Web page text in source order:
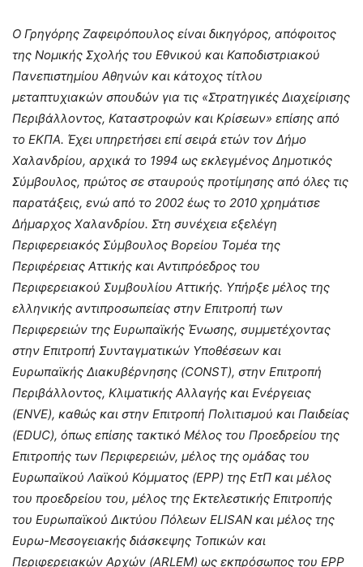
Ο Γρηγόρης Ζαφειρόπουλος είναι δικηγόρος, απόφοιτος
της Νομικής Σχολής του Εθνικού και Καποδιστριακού
Πανεπιστημίου Αθηνών και κάτοχος τίτλου
μεταπτυχιακών σπουδών για τις «Στρατηγικές Διαχείρισης
Περιβάλλοντος, Καταστροφών και Κρίσεων» επίσης από
το ΕΚΠΑ. Έχει υπηρετήσει επί σειρά ετών τον Δήμο
Χαλανδρίου, αρχικά το 1994 ως εκλεγμένος Δημοτικός
Σύμβουλος, πρώτος σε σταυρούς προτίμησης από όλες τις
παρατάξεις, ενώ από το 2002 έως το 2010 χρημάτισε
Δήμαρχος Χαλανδρίου. Στη συνέχεια εξελέγη
Περιφερειακός Σύμβουλος Βορείου Τομέα της
Περιφέρειας Αττικής και Αντιπρόεδρος του
Περιφερειακού Συμβουλίου Αττικής. Υπήρξε μέλος της
ελληνικής αντιπροσωπείας στην Επιτροπή των
Περιφερειών της Ευρωπαϊκής Ένωσης, συμμετέχοντας
στην Επιτροπή Συνταγματικών Υποθέσεων και
Ευρωπαϊκής Διακυβέρνησης (CONST), στην Επιτροπή
Περιβάλλοντος, Κλιματικής Αλλαγής και Ενέργειας
(ENVE), καθώς και στην Επιτροπή Πολιτισμού και Παιδείας
(EDUC), όπως επίσης τακτικό Μέλος του Προεδρείου της
Επιτροπής των Περιφερειών, μέλος της ομάδας του
Ευρωπαϊκού Λαϊκού Κόμματος (EPP) της ΕτΠ και μέλος
του προεδρείου του, μέλος της Εκτελεστικής Επιτροπής
του Ευρωπαϊκού Δικτύου Πόλεων ELISAN και μέλος της
Ευρω-Μεσογειακής διάσκεψης Τοπικών και
Περιφερειακών Αρχών (ARLEM) ως εκπρόσωπος του EPP